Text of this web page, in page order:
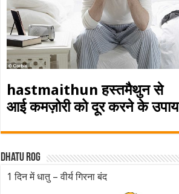
hastmaithun हस्तमैथुन से
आई कमज़ोरी को दूर करने के उपाय
Dhatu rog
1 दिन में धातु – वीर्य गिरना बंद